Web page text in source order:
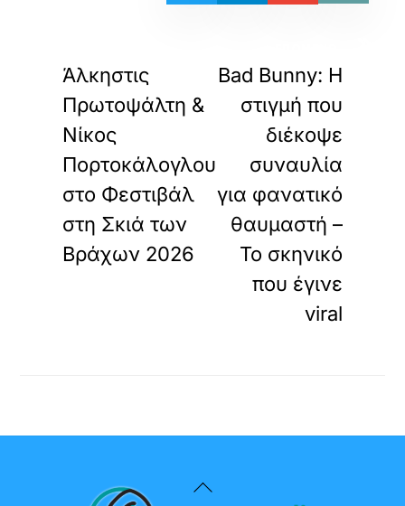
Άλκηστις
Πρωτοψάλτη &
Νίκος
Πορτοκάλογλου
στο Φεστιβάλ
στη Σκιά των
Βράχων 2026
Bad Bunny: Η
στιγμή που
διέκοψε
συναυλία
για φανατικό
θαυμαστή –
Το σκηνικό
που έγινε
viral
Back